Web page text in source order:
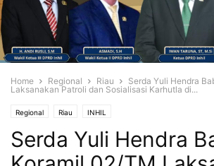
Home Regional Riau
Serda Yuli Hendra
Laksanakan Patroli dan Sosialisasi Karhutla di...
Regional Riau INHIL
Serda Yuli Hendra